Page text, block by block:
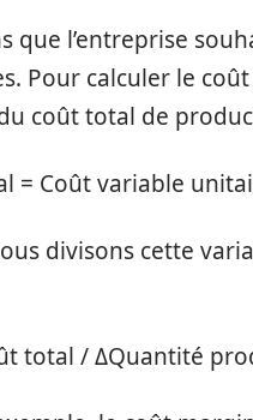
que l’entreprise
Pour calculer le
coût total de
= Coût variable
divisons cette
total / ΔQuantité